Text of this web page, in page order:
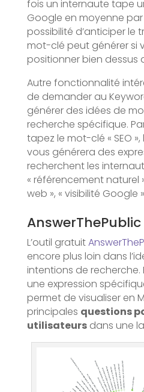
fois un internaute tape
Google en moyenne
possibilité d’anticiper le
mot-clé peut générer si
positionner bien dessus
Autre fonctionnalité
de demander au
générer des idées de
recherche spécifique.
tapez le mot-clé « SEO
vous générera des
recherchent les
« référencement naturel
web », « visibilité Google
AnswerThePublic
L’outil gratuit
encore plus loin dans
intentions de
une expression
permet de visualiser en
principales questions
utilisateursdans une